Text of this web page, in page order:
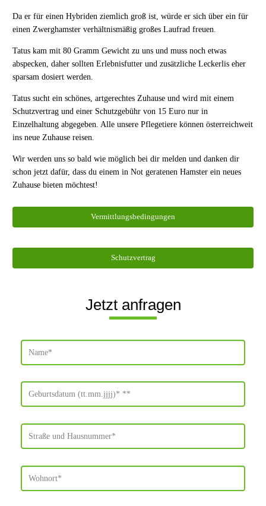
Da er für einen Hybriden ziemlich groß ist, würde er sich über ein für
einen Zwerghamster verhältnismäßig großes Laufrad freuen.
Tatus kam mit 80 Gramm Gewicht zu uns und muss noch etwas
abspecken, daher sollten Erlebnisfutter und zusätzliche Leckerlis eher
sparsam dosiert werden.
Tatus sucht ein schönes, artgerechtes Zuhause und wird mit einem
Schutzvertrag und einer Schutzgebühr von 15 Euro nur in
Einzelhaltung abgegeben. Alle unsere Pflegetiere können österreichweit
ins neue Zuhause reisen.
Wir werden uns so bald wie möglich bei dir melden und danken dir
schon jetzt dafür, dass du einem in Not geratenen Hamster ein neues
Zuhause bieten möchtest!
Vermittlungsbedingungen
Schutzvertrag
Jetzt anfragen